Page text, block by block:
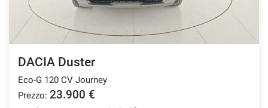
DACIA Duster
Eco-G 120 CV Journey
Prezzo: 23.900 €